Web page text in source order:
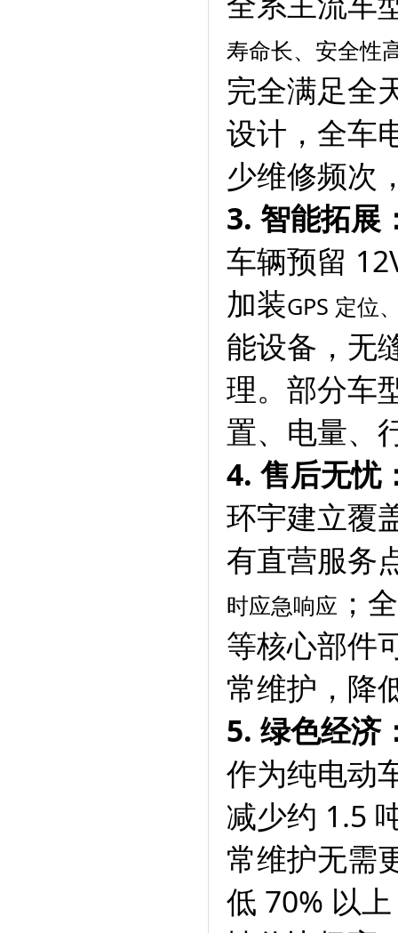
寿命长、安全性
完全满足全
设计，全车
少维修频次
3. 智能拓展
车辆预留
加装GPS 定位
能设备，无
理。部分车
置、电量、
4. 售后无忧
环宇建立覆
有直营服务
时应急响应 ；
等核心部件
常维护，降
5. 绿色经济
作为纯电动
减少约 1.5
常维护无需
低 70% 以